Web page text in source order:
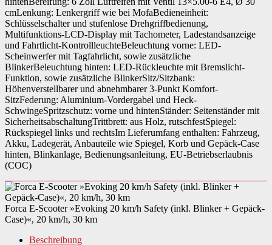
cmLenkung: Lenkergriff wie bei MofaBedieneinheit:
Schlüsselschalter und stufenlose Drehgriffbedienung,
Multifunktions-LCD-Display mit Tachometer, Ladestandsanzeige
und Fahrtlicht-KontrollleuchteBeleuchtung vorne: LED-
Scheinwerfer mit Tagfahrlicht, sowie zusätzliche
BlinkerBeleuchtung hinten: LED-Rückleuchte mit Bremslicht-
Funktion, sowie zusätzliche BlinkerSitz/Sitzbank:
Höhenverstellbarer und abnehmbarer 3-Punkt Komfort-
SitzFederung: Aluminium-Vordergabel und Heck-
SchwingeSpritzschutz: vorne und hintenStänder: Seitenständer mit
SicherheitsabschaltungTrittbrett: aus Holz, rutschfestSpiegel:
Rückspiegel links und rechtsIm Lieferumfang enthalten: Fahrzeug,
Akku, Ladegerät, Anbauteile wie Spiegel, Korb und Gepäck-Case
hinten, Blinkanlage, Bedienungsanleitung, EU-Betriebserlaubnis
(COC)
Forca E-Scooter »Evoking 20 km/h Safety (inkl. Blinker + Gepäck-
Case)«, 20 km/h, 30 km
Beschreibung